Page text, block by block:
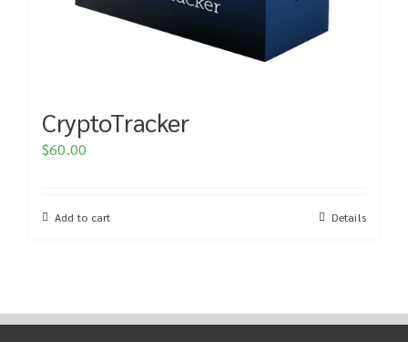
CryptoTracker
$60.00
Add to cart Details